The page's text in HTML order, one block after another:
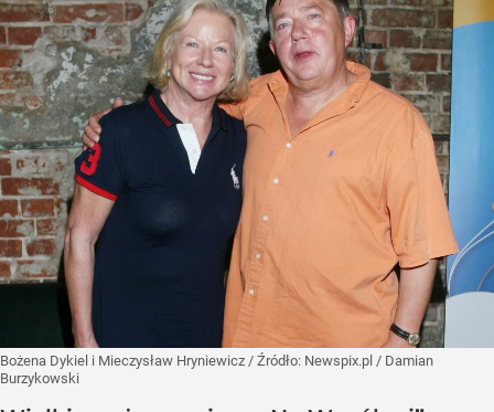
Bożena Dykiel i Mieczysław Hryniewicz / Źródło: Newspix.pl / Damian
Burzykowski